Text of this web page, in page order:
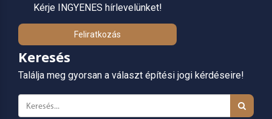
Kérje INGYENES hírlevelünket!
Feliratkozás
Keresés
Találja meg gyorsan a választ építési jogi kérdéseire!